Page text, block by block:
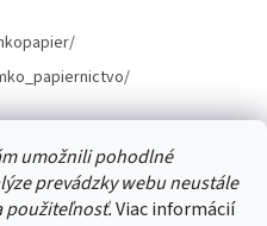
umožnili pohodlné
prevádzky webu neustále
použiteľnosť.Viac informácií